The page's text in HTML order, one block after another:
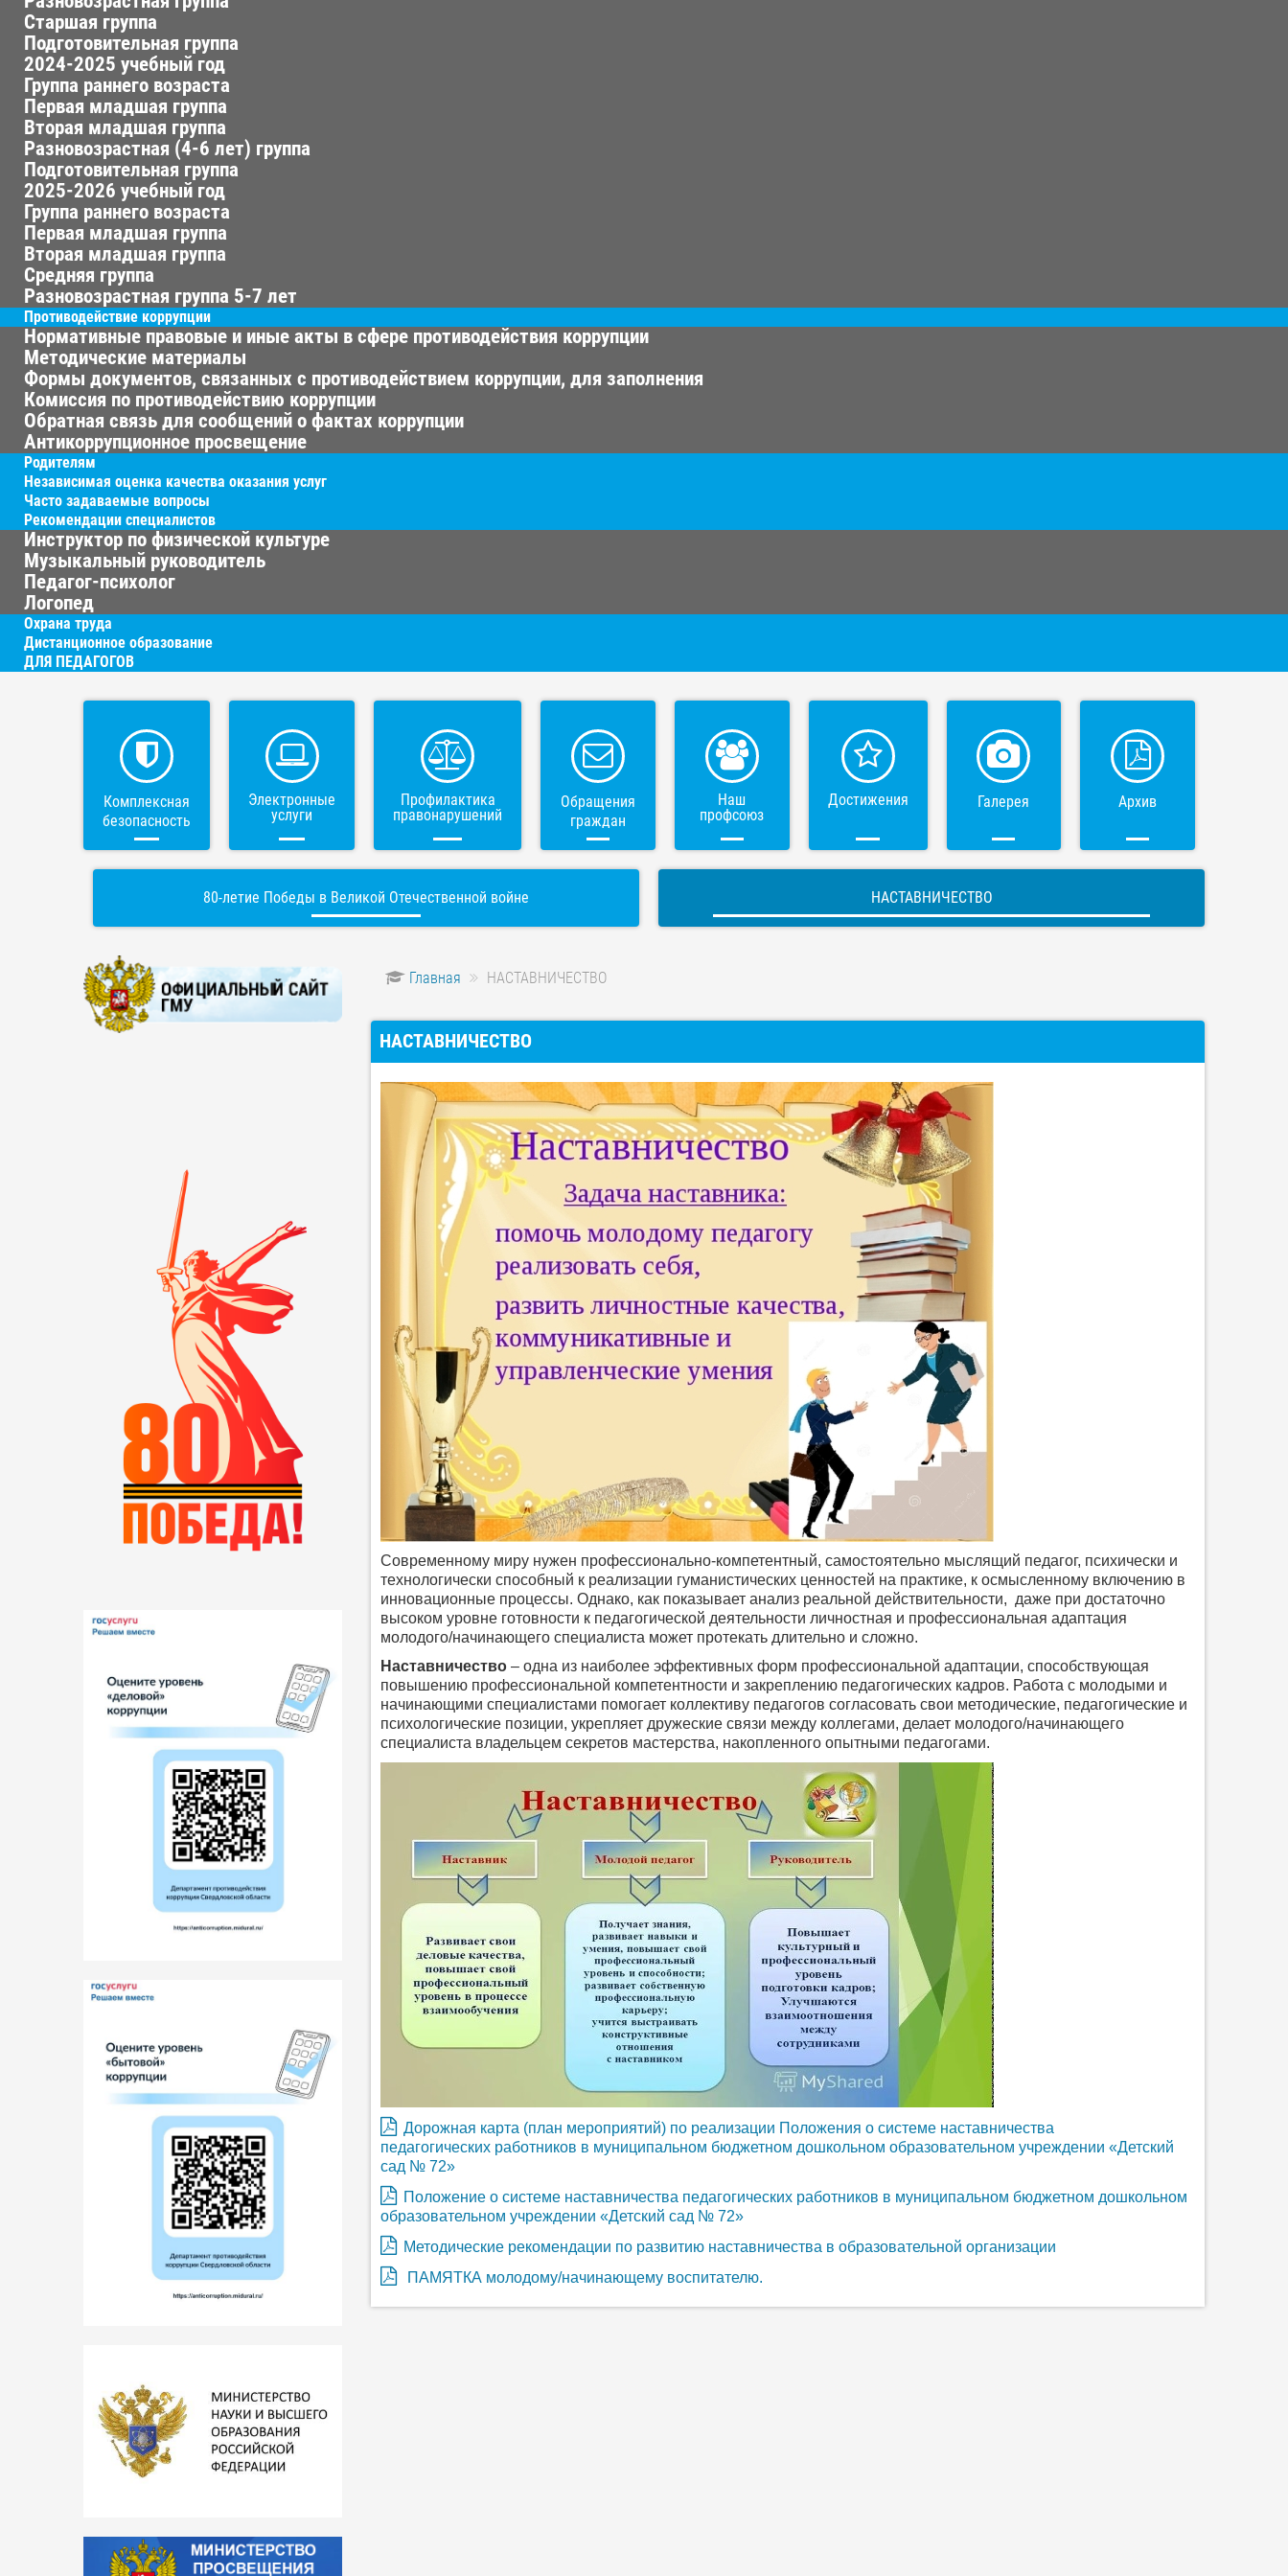
Старшая группа
Подготовительная группа
2024-2025 учебный год
Группа раннего возраста
Первая младшая группа
Вторая младшая группа
Разновозрастная (4-6 лет) группа
Подготовительная группа
2025-2026 учебный год
Группа раннего возраста
Первая младшая группа
Вторая младшая группа
Средняя группа
Разновозрастная группа 5-7 лет
Противодействие коррупции
Нормативные правовые и иные акты в сфере противодействия коррупции
Методические материалы
Формы документов, связанных с противодействием коррупции, для заполнения
Комиссия по противодействию коррупции
Обратная связь для сообщений о фактах коррупции
Антикоррупционное просвещение
Родителям
Независимая оценка качества оказания услуг
Часто задаваемые вопросы
Рекомендации специалистов
Инструктор по физической культуре
Музыкальный руководитель
Педагог-психолог
Логопед
Охрана труда
Дистанционное образование
ДЛЯ ПЕДАГОГОВ
Комплексная
безопасность
Электронные
услуги
Профилактика
правонарушений
Обращения
граждан
Наш
профсоюз
Достижения Галерея Архив
80-летие Победы в Великой Отечественной войне НАСТАВНИЧЕСТВО
Главная НАСТАВНИЧЕСТВО
НАСТАВНИЧЕСТВО
Современному миру нужен профессионально-компетентный, самостоятельно мыслящий педагог, психически и
технологически способный к реализации гуманистических ценностей на практике, к осмысленному включению в
инновационные процессы. Однако, как показывает анализ реальной действительности, даже при достаточно
высоком уровне готовности к педагогической деятельности личностная и профессиональная адаптация
молодого/начинающего специалиста может протекать длительно и сложно.
Наставничество – одна из наиболее эффективных форм профессиональной адаптации, способствующая
повышению профессиональной компетентности и закреплению педагогических кадров. Работа с молодыми и
начинающими специалистами помогает коллективу педагогов согласовать свои методические, педагогические и
психологические позиции, укрепляет дружеские связи между коллегами, делает молодого/начинающего
специалиста владельцем секретов мастерства, накопленного опытными педагогами.
Дорожная карта (план мероприятий) по реализации Положения о системе наставничества
педагогических работников в муниципальном бюджетном дошкольном образовательном учреждении «Детский
сад № 72»
Положение о системе наставничества педагогических работников в муниципальном бюджетном дошкольном
образовательном учреждении «Детский сад № 72»
Методические рекомендации по развитию наставничества в образовательной организации
ПАМЯТКА молодому/начинающему воспитателю.